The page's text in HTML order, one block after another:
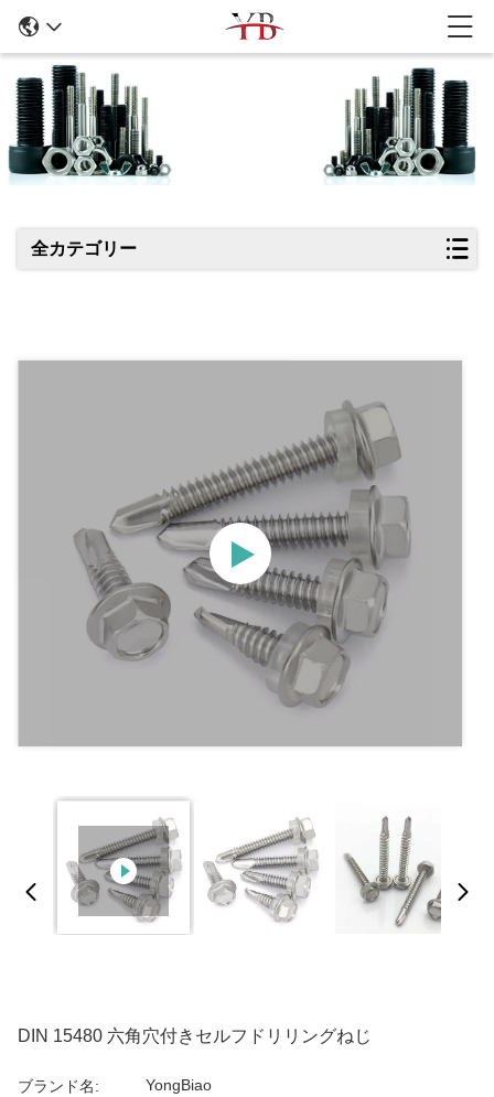
全カテゴリー
DIN 15480 六角穴付きセルフドリリングねじ
ブランド名: YongBiao